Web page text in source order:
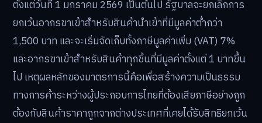
ตั้งแต่วันที่ 1 มกราคม 2569 เป็นต้นไป รัฐบาลจะยกเลิกการ
ยกเว้นอากรขาเข้าสำหรับสินค้านำเข้าที่มีมูลค่าต่ำกว่า
1,500 บาท และจะเริ่มจัดเก็บทั้งภาษีมูลค่าเพิ่ม (VAT) 7%
และอากรขาเข้าสำหรับสินค้าทุกชิ้นที่มีมูลค่าตั้งแต่ 1 บาทขึ้น
ไป เหตุผลหลักของมาตรการนี้คือเพื่อสร้างความเป็นธรรม
ทางการค้าระหว่างผู้ประกอบการไทยที่ต้องเสียภาษีอย่างถูก
ต้องกับสินค้าราคาถูกจากต่างประเทศที่เคยได้รับสิทธิยกเว้น